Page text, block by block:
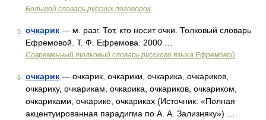
Большой словарь русских поговорок
5 очкарик — м. разг. Тот, кто носит очки. Толковый словарь
Ефремовой. Т. Ф. Ефремова. 2000 …
Современный толковый словарь русского языка Ефремовой
6 очкарик — очкарик, очкарики, очкарика, очкариков,
очкарику, очкарикам, очкарика, очкариков, очкариком,
очкариками, очкарике, очкариках (Источник: «Полная
акцентуированная парадигма по А. А. Зализняку») …